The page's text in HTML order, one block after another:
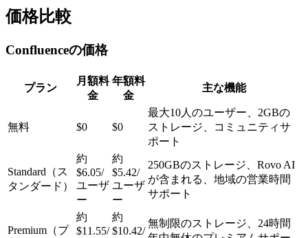
価格比較
Confluenceの価格
プラン
月額料
金
年額料
金
主な機能
無料 $0 $0
最大10人のユーザー、2GBの
ストレージ、コミュニティサ
ポート
Standard（ス
タンダード）
約
$6.05/
ユーザ
ー
約
$5.42/
ユーザ
ー
250GBのストレージ、Rovo AI
が含まれる、地域の営業時間
サポート
Premium（プ
約
$11.55/
約
$10.42/
無制限のストレージ、24時間